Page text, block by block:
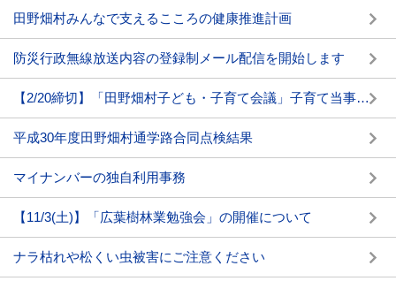
田野畑村みんなで支えるこころの健康推進計画
防災行政無線放送内容の登録制メール配信を開始します
【2/20締切】「田野畑村子ども・子育て会議」子育て当事者委員を募集します
平成30年度田野畑村通学路合同点検結果
マイナンバーの独自利用事務
【11/3(土)】「広葉樹林業勉強会」の開催について
ナラ枯れや松くい虫被害にご注意ください